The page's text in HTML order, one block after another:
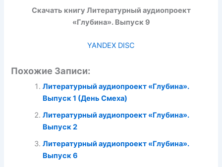
Скачать книгу Литературный аудиопроект
«Глубина». Выпуск 9
YANDEX DISC
Похожие Записи:
Литературный аудиопроект «Глубина».
Выпуск 1 (День Смеха)
Литературный аудиопроект «Глубина».
Выпуск 2
Литературный аудиопроект «Глубина».
Выпуск 6